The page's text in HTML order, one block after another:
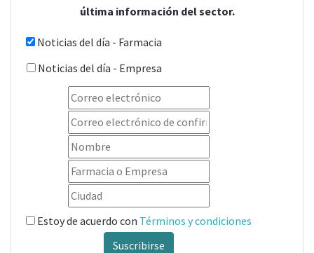
última información del sector.
Noticias del día - Farmacia
Noticias del día - Empresa
Estoy de acuerdo con Términos y condiciones
Suscribirse